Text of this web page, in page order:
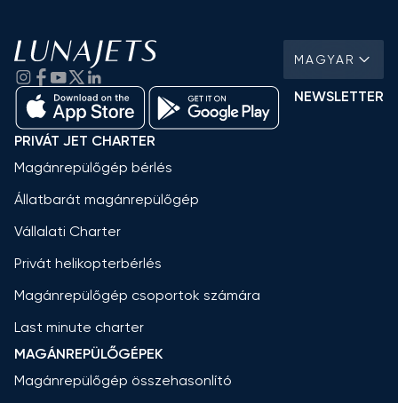
MAGYAR
NEWSLETTER
PRIVÁT JET CHARTER
Magánrepülőgép bérlés
Állatbarát magánrepülőgép
Vállalati Charter
Privát helikopterbérlés
Magánrepülőgép csoportok számára
Last minute charter
MAGÁNREPÜLŐGÉPEK
Magánrepülőgép összehasonlító